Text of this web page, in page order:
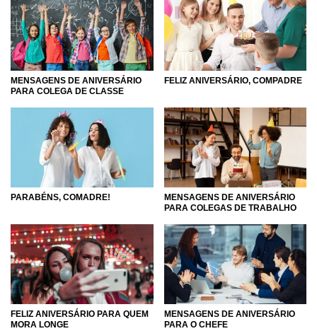
compadre que completam mais um ano? O padrinho ou
madrinha dos seus filhos merecem mensagens muito
especiais. Basta procurar e o recado de feliz aniversário
perfeito logo irá encontrar o destinatário perfeito. Entre
tantas opções, aniversários repletos de alegria não irão
faltar no seu ano!
MENSAGENS DE ANIVERSÁRIO
PARA COLEGA DE CLASSE
FELIZ ANIVERSÁRIO, COMPADRE
PARABÉNS, COMADRE!
MENSAGENS DE ANIVERSÁRIO
PARA COLEGAS DE TRABALHO
FELIZ ANIVERSÁRIO PARA QUEM
MORA LONGE
MENSAGENS DE ANIVERSÁRIO
PARA O CHEFE